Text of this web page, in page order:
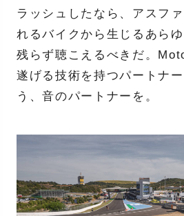
ラッシュしたなら、アスフ
れるバイクから生じるあら
残らず聴こえるべきだ。
遂げる技術を持つパートナ
う、音のパートナーを。